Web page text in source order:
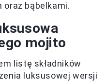
oraz bąbelkami.
mojito
listę składników
luksusowej wersji